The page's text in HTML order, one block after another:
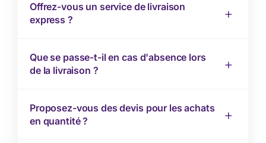
Offrez-vous un service de livraison
express ?
Que se passe-t-il en cas d'absence lors
de la livraison ?
Proposez-vous des devis pour les achats
en quantité ?